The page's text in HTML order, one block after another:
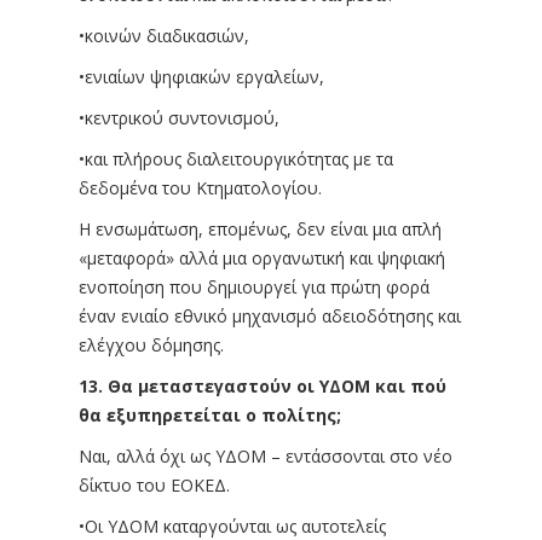
•κοινών διαδικασιών,
•ενιαίων ψηφιακών εργαλείων,
•κεντρικού συντονισμού,
•και πλήρους διαλειτουργικότητας με τα
δεδομένα του Κτηματολογίου.
Η ενσωμάτωση, επομένως, δεν είναι μια απλή
«μεταφορά» αλλά μια οργανωτική και ψηφιακή
ενοποίηση που δημιουργεί για πρώτη φορά
έναν ενιαίο εθνικό μηχανισμό αδειοδότησης και
ελέγχου δόμησης.
13. Θα μεταστεγαστούν οι ΥΔΟΜ και πού
θα εξυπηρετείται ο πολίτης;
Ναι, αλλά όχι ως ΥΔΟΜ – εντάσσονται στο νέο
δίκτυο του ΕΟΚΕΔ.
•Οι ΥΔΟΜ καταργούνται ως αυτοτελείς